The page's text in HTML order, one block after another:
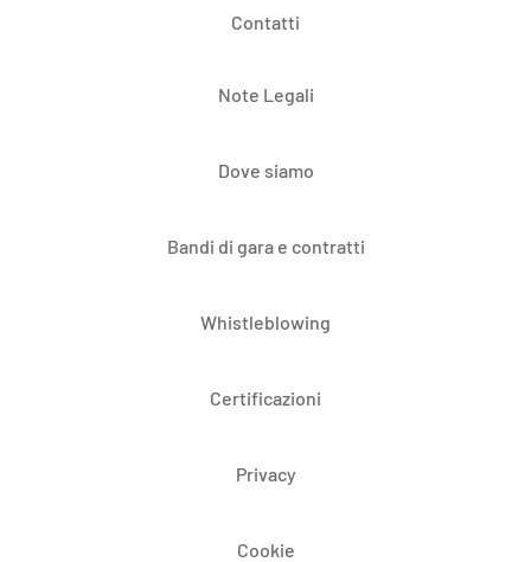
Contatti
Note Legali
Dove siamo
Bandi di gara e contratti
Whistleblowing
Certificazioni
Privacy
Cookie